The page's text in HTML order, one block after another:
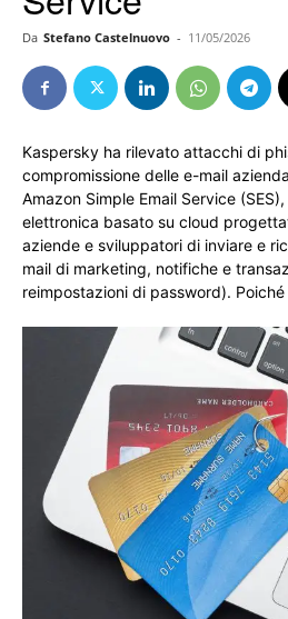
Da Stefano Castelnuovo - 11/05/2026
Kaspersky ha rilevato attacchi di
compromissione delle e-mail
Amazon Simple Email Service
elettronica basato su cloud
aziende e sviluppatori di inviare e
mail di marketing, notifiche e
reimpostazioni di password).